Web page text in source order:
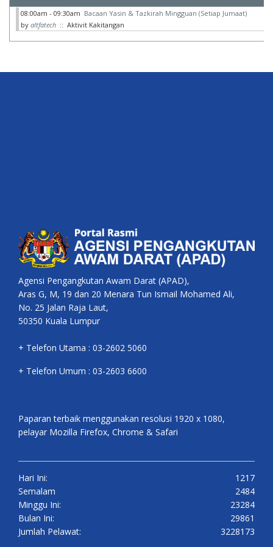
08:00am - 09:30am Bacaan Yasin & Tazkirah Mingguan (Setiap Jumaat)
by altfatech :: Aktivit Kakitangan
Agensi Pengangkutan Awam Darat (APAD),
Aras G, M, 19 dan 20 Menara Tun Ismail Mohamed Ali,
No. 25 Jalan Raja Laut,
50350 Kuala Lumpur
+ Telefon Utama : 03-2602 5060
+ Telefon Umum : 03-2603 6600
Paparan terbaik menggunakan resolusi 1920 x 1080,
pelayar Mozilla Firefox, Chrome & Safari
Hari Ini:
1217
Semalam
2484
Minggu Ini:
23284
Bulan Ini:
29861
Jumlah Pelawat:
3228173